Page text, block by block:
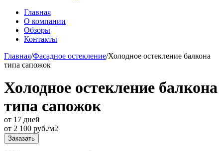
Главная
О компании
Обзоры
Контакты
Главная/Фасадное остекление/Холодное остекление балкона
типа сапожок
Холодное остекление балкона
типа сапожок
от 17 дней
от 2 100 руб./м2
Заказать